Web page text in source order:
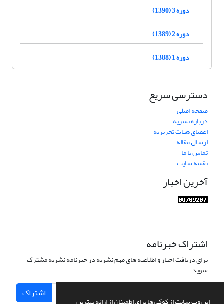
دوره 3 (1390)
دوره 2 (1389)
دوره 1 (1388)
دسترسی سریع
صفحه اصلی
درباره نشریه
اعضای هیات تحریریه
ارسال مقاله
تماس با ما
نقشه سایت
آخرین اخبار
اشتراک خبرنامه
برای دریافت اخبار و اطلاعیه های مهم نشریه در خبرنامه نشریه مشترک
شوید.
اشتراک